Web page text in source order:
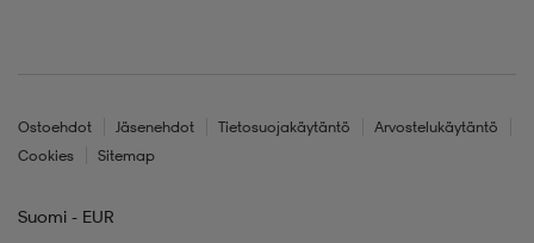
Ostoehdot Jäsenehdot Tietosuojakäytäntö
Arvostelukäytäntö
Cookies
Sitemap
Suomi - EUR